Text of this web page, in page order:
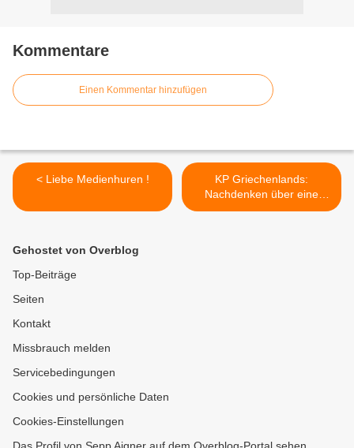
Kommentare
Einen Kommentar hinzufügen
< Liebe Medienhuren !
KP Griechenlands:
Nachdenken über eine
neue Internationale >
Gehostet von Overblog
Top-Beiträge
Seiten
Kontakt
Missbrauch melden
Servicebedingungen
Cookies und persönliche Daten
Cookies-Einstellungen